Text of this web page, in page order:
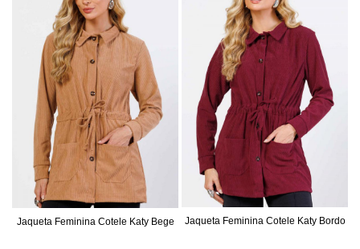
Jaqueta Feminina Cotele Katy Bege Jaqueta Feminina Cotele Katy Bordo